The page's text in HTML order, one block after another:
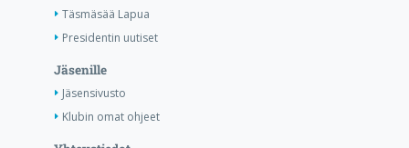
Täsmäsää Lapua
Presidentin uutiset
Jäsenille
Jäsensivusto
Klubin omat ohjeet